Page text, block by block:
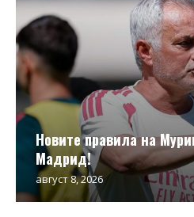
Новите правила на
Мадрид!
август 8, 2026